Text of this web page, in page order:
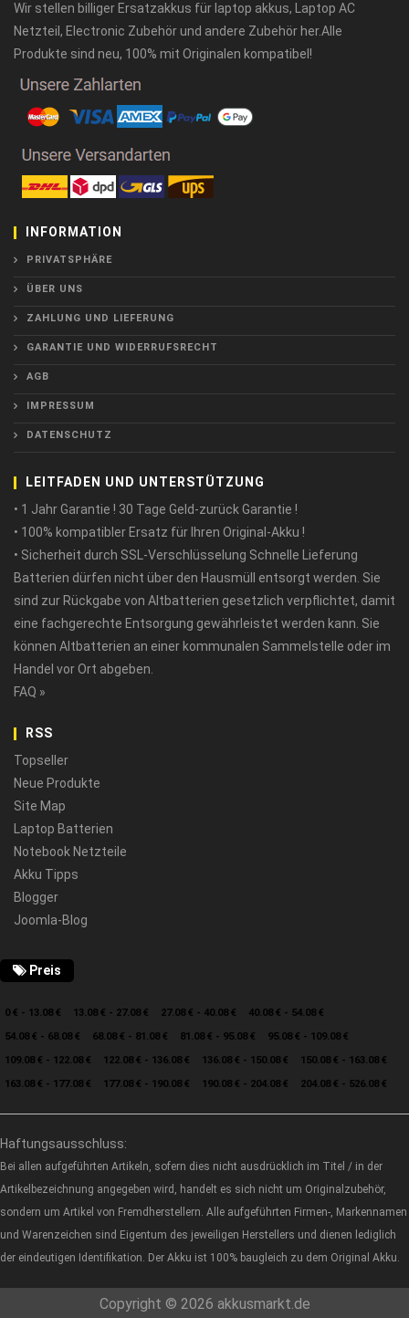
Wir stellen billiger Ersatzakkus für laptop akkus, Laptop AC
Netzteil, Electronic Zubehör und andere Zubehör her.Alle
Produkte sind neu, 100% mit Originalen kompatibel!
INFORMATION
PRIVATSPHÄRE
ÜBER UNS
ZAHLUNG UND LIEFERUNG
GARANTIE UND WIDERRUFSRECHT
AGB
IMPRESSUM
DATENSCHUTZ
LEITFADEN UND UNTERSTÜTZUNG
• 1 Jahr Garantie ! 30 Tage Geld-zurück Garantie !
• 100% kompatibler Ersatz für Ihren Original-Akku !
• Sicherheit durch SSL-Verschlüsselung Schnelle Lieferung
Batterien dürfen nicht über den Hausmüll entsorgt werden. Sie
sind zur Rückgabe von Altbatterien gesetzlich verpflichtet, damit
eine fachgerechte Entsorgung gewährleistet werden kann. Sie
können Altbatterien an einer kommunalen Sammelstelle oder im
Handel vor Ort abgeben.
FAQ »
RSS
Topseller
Neue Produkte
Site Map
Laptop Batterien
Notebook Netzteile
Akku Tipps
Blogger
Joomla-Blog
Preis
0 € - 13.08 € 13.08 € - 27.08 € 27.08 € - 40.08 €
40.08 € - 54.08 €
54.08 € - 68.08 €
68.08 € - 81.08 € 81.08 € - 95.08 €
95.08 € - 109.08 €
109.08 € - 122.08 €
122.08 € - 136.08 € 136.08 € - 150.08 €
150.08 € - 163.08 €
163.08 € - 177.08 €
177.08 € - 190.08 € 190.08 € - 204.08 € 204.08 € - 526.08 €
Haftungsausschluss:
Bei allen aufgeführten Artikeln, sofern dies nicht ausdrücklich im Titel / in der
Artikelbezeichnung angegeben wird, handelt es sich nicht um Originalzubehör,
sondern um Artikel von Fremdherstellern. Alle aufgeführten Firmen-, Markennamen
und Warenzeichen sind Eigentum des jeweiligen Herstellers und dienen lediglich
der eindeutigen Identifikation. Der Akku ist 100% baugleich zu dem Original Akku.
Copyright © 2026 akkusmarkt.de